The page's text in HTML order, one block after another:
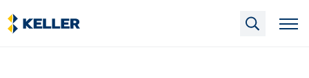
Skip
to
main